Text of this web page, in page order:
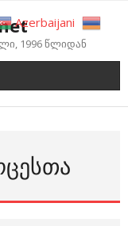
1996 წლიდან
Azerbaijani